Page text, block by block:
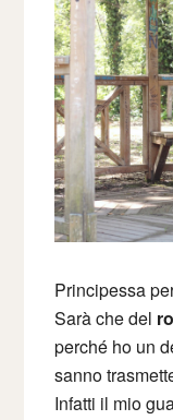
Principessa
Sarà che del
perché ho un
sanno
Infatti il mio